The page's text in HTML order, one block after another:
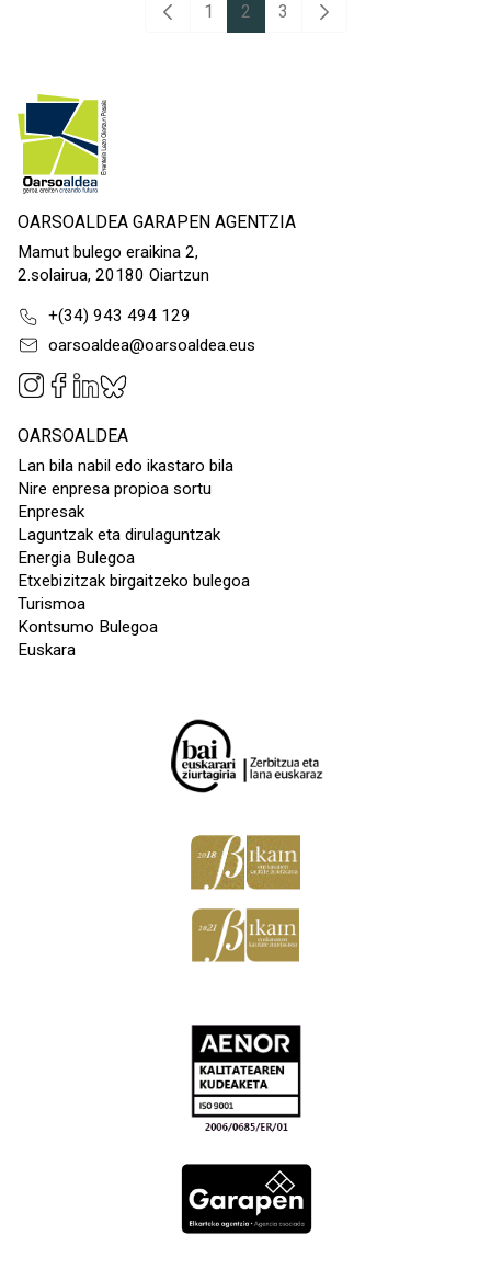
Aurreko orria
Orrialdea
1 Orrialdea
2 Orrialdea
3 Hurrengo orrialdea
OARSOALDEA GARAPEN AGENTZIA
Mamut bulego eraikina 2,
2.solairua, 20180 Oiartzun
+(34) 943 494 129
oarsoaldea@oarsoaldea.eus
OARSOALDEA
Lan bila nabil edo ikastaro bila
Nire enpresa propioa sortu
Enpresak
Laguntzak eta dirulaguntzak
Energia Bulegoa
Etxebizitzak birgaitzeko bulegoa
Turismoa
Kontsumo Bulegoa
Euskara